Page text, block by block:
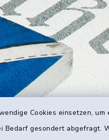
Cookies einsetzen,
Bedarf gesondert abgefragt.